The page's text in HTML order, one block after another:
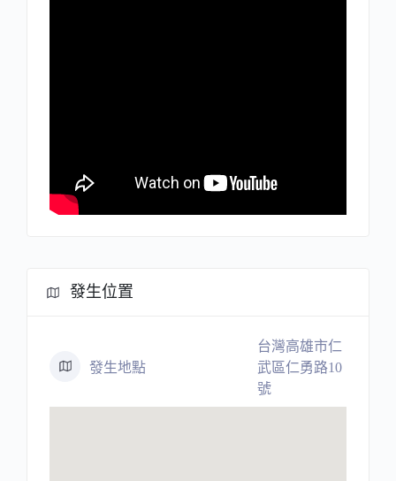
發生位置
發生地點
台灣高雄市仁
武區仁勇路10
號